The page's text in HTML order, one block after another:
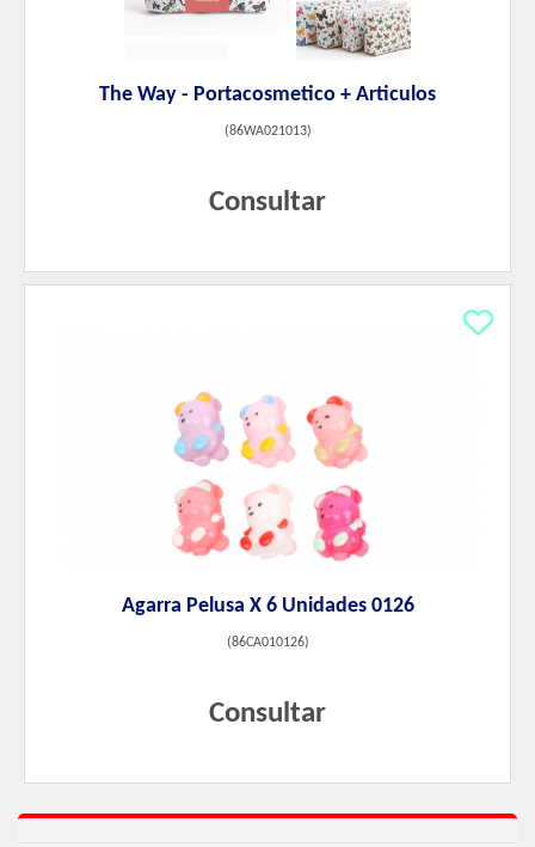
The Way - Portacosmetico + Articulos
(86WA021013)
Consultar
Agarra Pelusa X 6 Unidades 0126
(86CA010126)
Consultar